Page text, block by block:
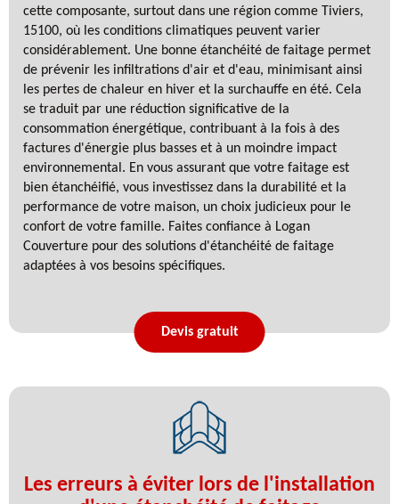
cette composante, surtout dans une région comme Tiviers,
15100, où les conditions climatiques peuvent varier
considérablement. Une bonne étanchéité de faitage permet
de prévenir les infiltrations d'air et d'eau, minimisant ainsi
les pertes de chaleur en hiver et la surchauffe en été. Cela
se traduit par une réduction significative de la
consommation énergétique, contribuant à la fois à des
factures d'énergie plus basses et à un moindre impact
environnemental. En vous assurant que votre faitage est
bien étanchéifié, vous investissez dans la durabilité et la
performance de votre maison, un choix judicieux pour le
confort de votre famille. Faites confiance à Logan
Couverture pour des solutions d'étanchéité de faitage
adaptées à vos besoins spécifiques.
Devis gratuit
Les erreurs à éviter lors de l'installation